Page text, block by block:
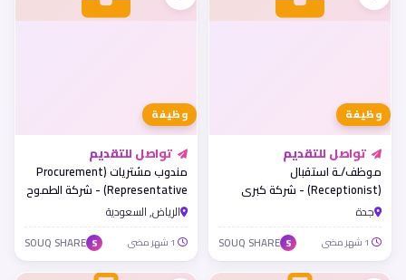
وظيفة
تواصل للتقديم
موظف/ـة استقبال
(Receptionist) - شركة كبرى
بجدة
جدة
S
SOUQ SHARE
وظيفة
تواصل للتقديم
مندوب مشتريات (Procurement
Representative) - شركة الطموح
العالية
الرياض, السعودية
S
SOUQ SHARE